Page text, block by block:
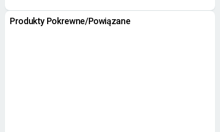
Produkty Pokrewne/Powiązane